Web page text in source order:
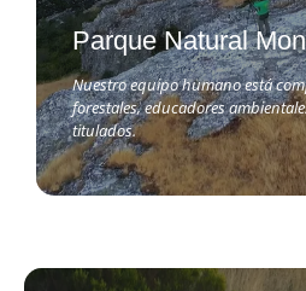
Parque Natural
Nuestro equipo humano está
forestales, educadores
titulados.